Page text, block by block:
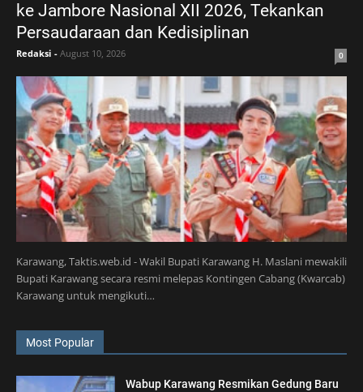
ke Jambore Nasional XII 2026, Tekankan
Persaudaraan dan Kedisiplinan
Redaksi - August 10, 2026 0
Karawang, Taktis.web.id - Wakil Bupati Karawang H. Maslani mewakili
Bupati Karawang secara resmi melepas Kontingen Cabang (Kwarcab)
Karawang untuk mengikuti…
Most Popular
Wabup Karawang Resmikan Gedung Baru